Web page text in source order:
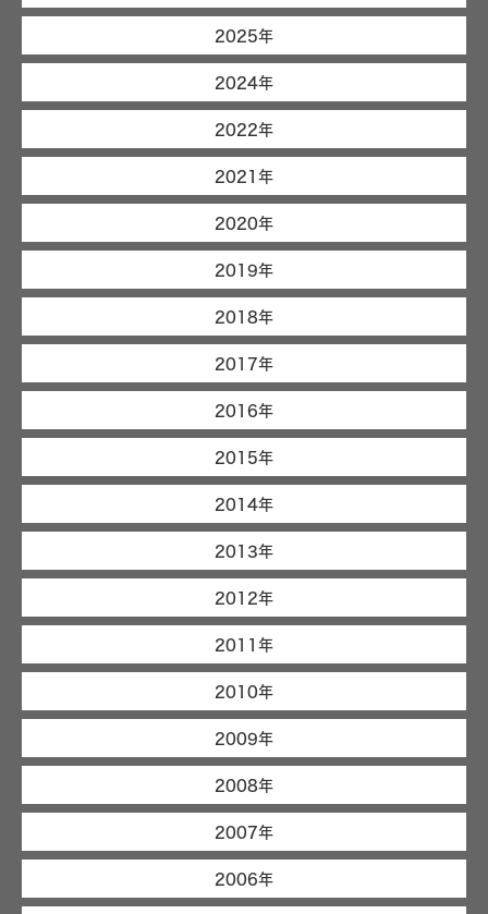
2025年
2024年
2022年
2021年
2020年
2019年
2018年
2017年
2016年
2015年
2014年
2013年
2012年
2011年
2010年
2009年
2008年
2007年
2006年